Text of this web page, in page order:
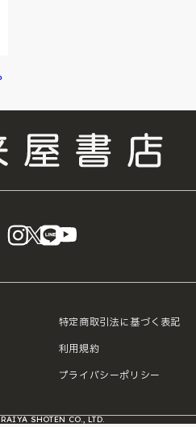
instagram
X LINE
特定商取引法に基づく表記
利用規約
プライバシーポリシー
SHOTEN CO., LTD.